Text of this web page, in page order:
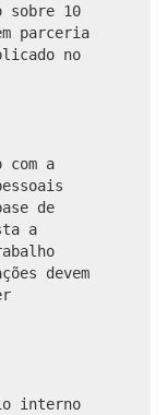
sobre 10
parceria
no
com a
de
a
devem
interno